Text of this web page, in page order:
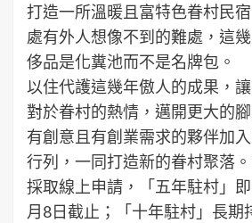
打造一所溫暖且富特色眷村民
處有外人想像不到的難處，這
侈品是化糞池而不是名牌包。
以住代護這幾年傲人的成果，
對於眷村的熱情，邁開更大的
有創意且有創業需求的夥伴加
行列，一同打造新的眷村聚落
採取線上申請，「五年駐村」
月8日截止；「十年駐村」長期